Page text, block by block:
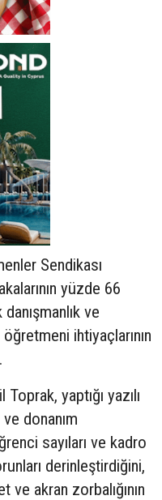
Sendikası
yüzde 66
ve
ihtiyaçlarının
yaptığı yazılı
donanım
sayıları ve kadro
derinleştirdiğini,
ve akran zorbalığının